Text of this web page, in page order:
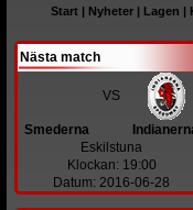
Start | Nyheter | Lagen |
Nästa match
VS
Smederna
Eskilstuna
Klockan: 19:00
Datum: 2016-06-28